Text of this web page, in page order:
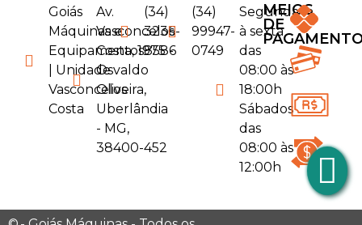
Goiás
Máquinas e
Equipamentos
| Unidade
Vasconcelos
Costa
Av.
Vasconcelos
Costa, 1975 -
Osvaldo
Oliveira,
Uberlândia
- MG,
38400-452
(34)
3236-
8586
(34)
99947-
0749
Segunda
à sexta
das
08:00 às
18:00h
Sábados
das
08:00 às
12:00h
MEIOS
DE